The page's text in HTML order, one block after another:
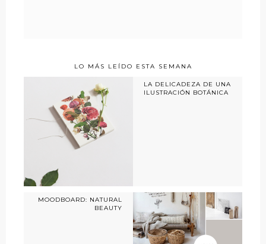
LO MÁS LEÍDO ESTA SEMANA
LA DELICADEZA DE UNA
ILUSTRACIÓN BOTÁNICA
MOODBOARD: NATURAL
BEAUTY